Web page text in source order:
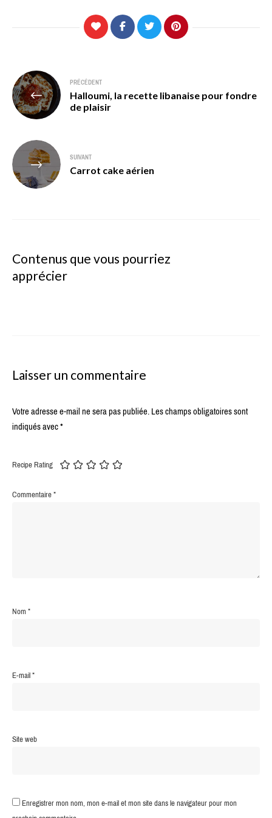
Navigation
de
l’article
PRÉCÉDENT
Halloumi, la recette libanaise pour fondre
de plaisir
SUIVANT
Carrot cake aérien
Contenus que vous pourriez
apprécier
Laisser un commentaire
Votre adresse e-mail ne sera pas publiée.Les champs obligatoires sont
indiqués avec*
Recipe Rating
Commentaire*
Nom*
E-mail*
Site web
Enregistrer mon nom, mon e-mail et mon site dans le navigateur pour mon